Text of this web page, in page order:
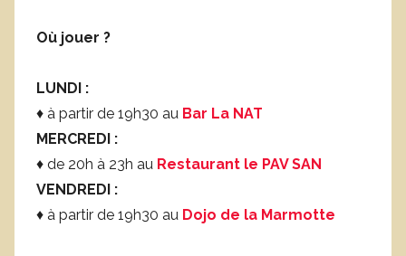
Où jouer ?
LUNDI :
♦ à partir de 19h30 au Bar La NAT
MERCREDI :
♦ de 20h à 23h au Restaurant le PAV SAN
VENDREDI :
♦ à partir de 19h30 au Dojo de la Marmotte